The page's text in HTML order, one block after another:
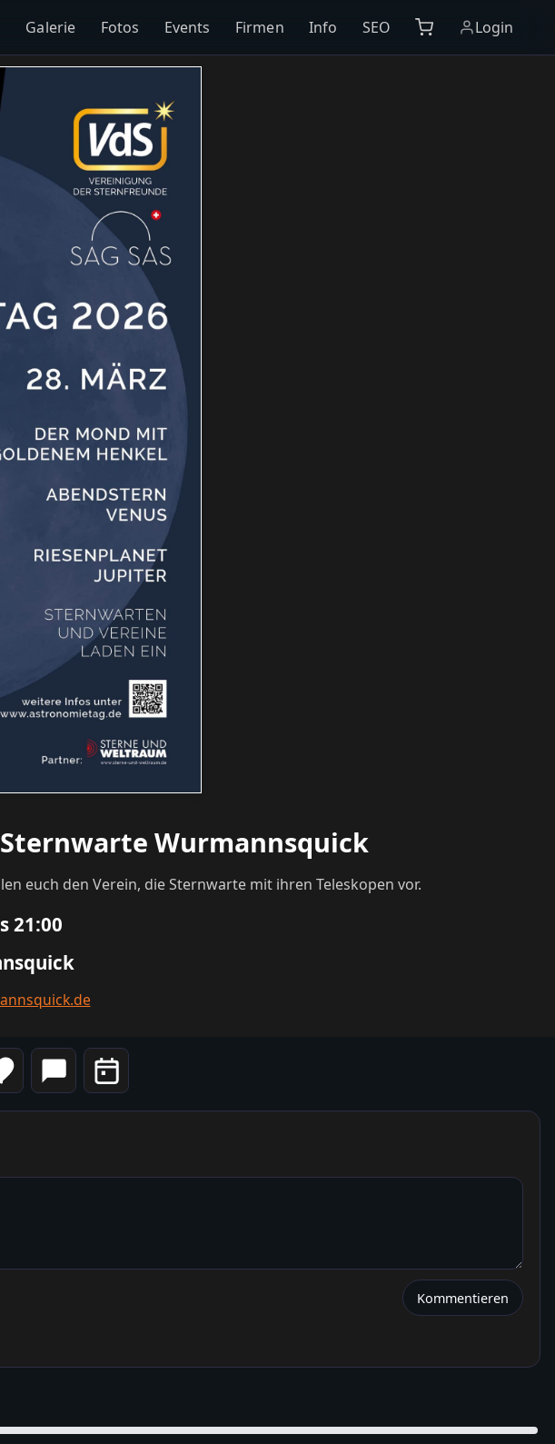
Galerie Fotos Events Firmen Info SEO Login
Wurmannsquick
euch den Verein, die Sternwarte mit ihren Teleskopen vor.
21:00
Kommentieren